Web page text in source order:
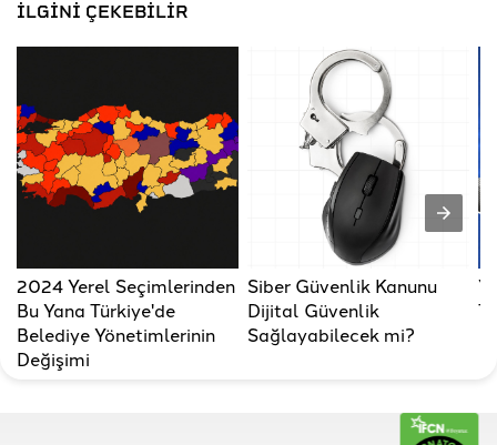
İLGİNİ ÇEKEBİLİR
2024 Yerel Seçimlerinden
Bu Yana Türkiye'de
Belediye Yönetimlerinin
Değişimi
Siber Güvenlik Kanunu
Dijital Güvenlik
Sağlayabilecek mi?